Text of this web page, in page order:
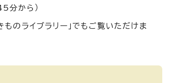
分から）
のライブラリー」でもご覧いただけま